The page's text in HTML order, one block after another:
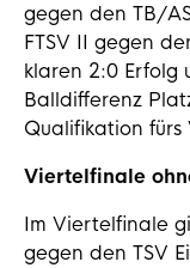
gegen den TB/
FTSV II gegen
klaren 2:0 Erfolg
Balldifferenz
Qualifikation
Viertelfinale
Im Viertelfinale
gegen den TSV